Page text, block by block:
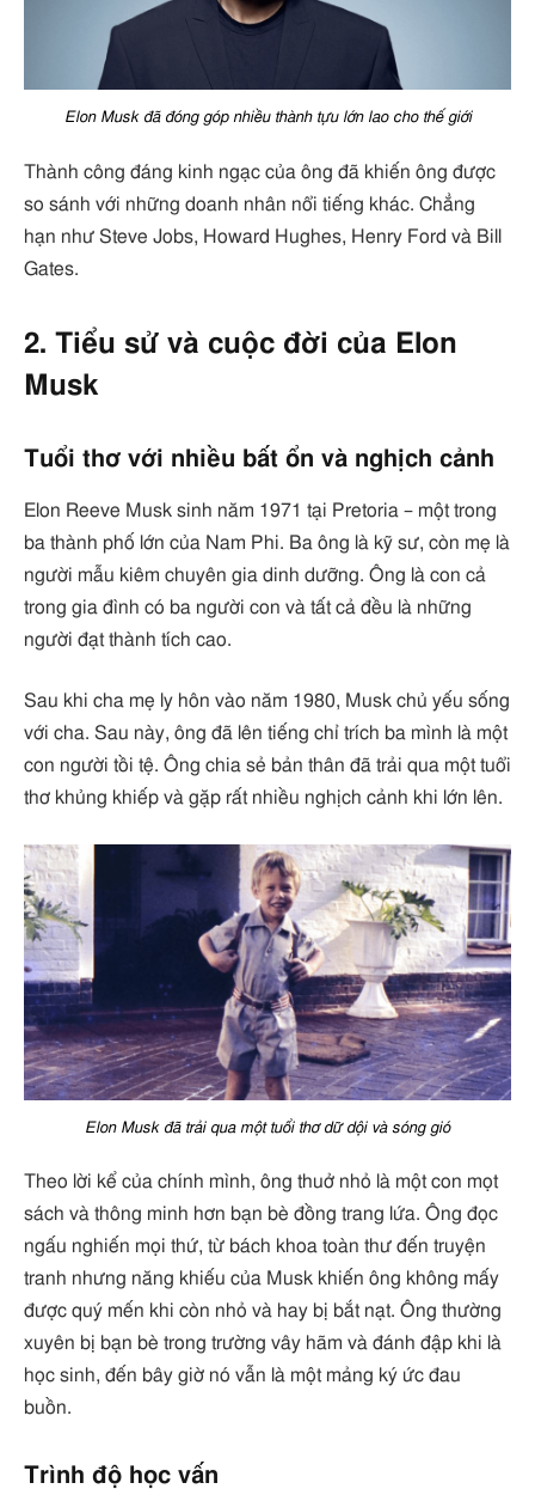
Elon Musk đã đóng góp nhiều thành tựu lớn lao cho thế giới
Thành công đáng kinh ngạc của ông đã khiến ông được
so sánh với những doanh nhân nổi tiếng khác. Chẳng
hạn như Steve Jobs, Howard Hughes, Henry Ford và Bill
Gates.
2. Tiểu sử và cuộc đời của Elon
Musk
Tuổi thơ với nhiều bất ổn và nghịch cảnh
Elon Reeve Musk sinh năm 1971 tại Pretoria – một trong
ba thành phố lớn của Nam Phi. Ba ông là kỹ sư, còn mẹ là
người mẫu kiêm chuyên gia dinh dưỡng. Ông là con cả
trong gia đình có ba người con và tất cả đều là những
người đạt thành tích cao.
Sau khi cha mẹ ly hôn vào năm 1980, Musk chủ yếu sống
với cha. Sau này, ông đã lên tiếng chỉ trích ba mình là một
con người tồi tệ. Ông chia sẻ bản thân đã trải qua một tuổi
thơ khủng khiếp và gặp rất nhiều nghịch cảnh khi lớn lên.
Elon Musk đã trải qua một tuổi thơ dữ dội và sóng gió
Theo lời kể của chính mình, ông thuở nhỏ là một con mọt
sách và thông minh hơn bạn bè đồng trang lứa. Ông đọc
ngấu nghiến mọi thứ, từ bách khoa toàn thư đến truyện
tranh nhưng năng khiếu của Musk khiến ông không mấy
được quý mến khi còn nhỏ và hay bị bắt nạt. Ông thường
xuyên bị bạn bè trong trường vây hãm và đánh đập khi là
học sinh, đến bây giờ nó vẫn là một mảng ký ức đau
buồn.
Trình độ học vấn